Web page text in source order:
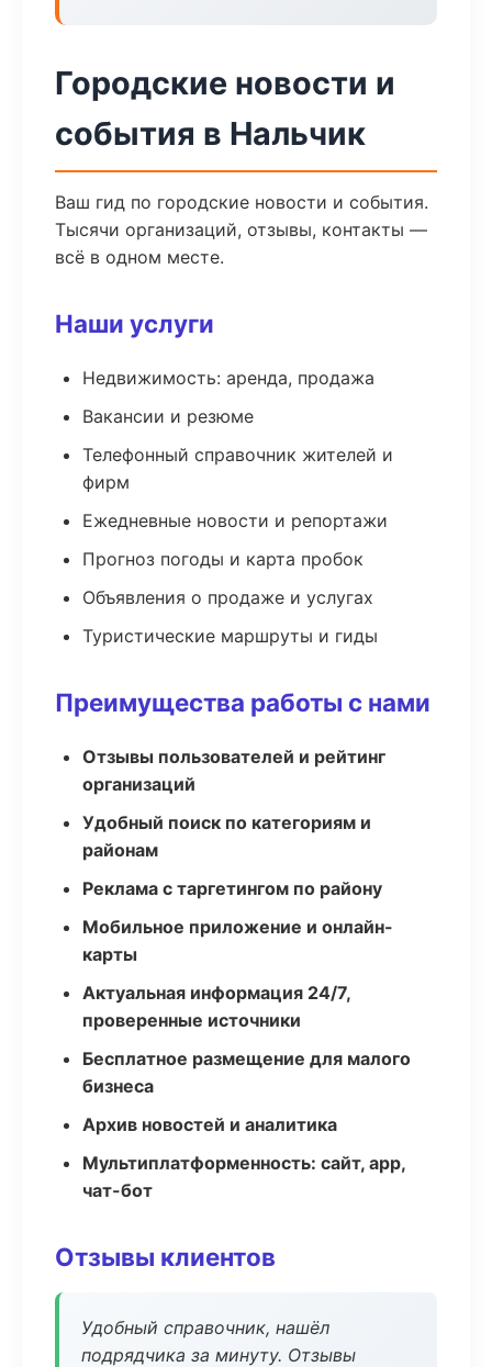
Городские новости и
события в Нальчик
Ваш гид по городские новости и события.
Тысячи организаций, отзывы, контакты —
всё в одном месте.
Наши услуги
Недвижимость: аренда, продажа
Вакансии и резюме
Телефонный справочник жителей и
фирм
Ежедневные новости и репортажи
Прогноз погоды и карта пробок
Объявления о продаже и услугах
Туристические маршруты и гиды
Преимущества работы с нами
Отзывы пользователей и рейтинг
организаций
Удобный поиск по категориям и
районам
Реклама с таргетингом по району
Мобильное приложение и онлайн-
карты
Актуальная информация 24/7,
проверенные источники
Бесплатное размещение для малого
бизнеса
Архив новостей и аналитика
Мультиплатформенность: сайт, app,
чат-бот
Отзывы клиентов
Удобный справочник, нашёл
подрядчика за минуту. Отзывы